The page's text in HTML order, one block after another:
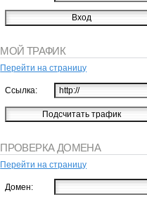
МОЙ ТРАФИК
Перейти на страницу
Ссылка:
ПРОВЕРКА ДОМЕНА
Перейти на страницу
Домен: